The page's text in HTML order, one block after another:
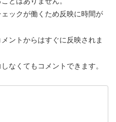
ックが働くため反映に時間が
ントからはすぐに反映されま
なくてもコメントできます。